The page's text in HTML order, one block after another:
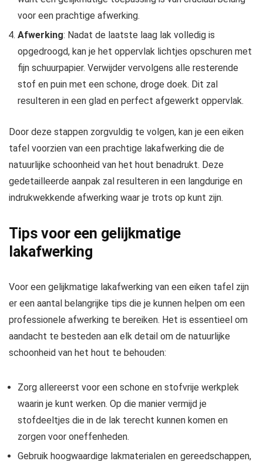
voor een prachtige afwerking.
Afwerking: Nadat de laatste laag lak volledig is
opgedroogd, kan je het oppervlak lichtjes opschuren met
fijn schuurpapier. Verwijder vervolgens alle resterende
stof en puin met een schone, droge doek. Dit zal
resulteren in een glad en perfect afgewerkt oppervlak.
Door deze stappen zorgvuldig te volgen, kan je een eiken
tafel voorzien van een prachtige lakafwerking die de
natuurlijke schoonheid van het hout benadrukt. Deze
gedetailleerde aanpak zal resulteren in een langdurige en
indrukwekkende afwerking waar je trots op kunt zijn.
Tips voor een gelijkmatige
lakafwerking
Voor een gelijkmatige lakafwerking van een eiken tafel zijn
er een aantal belangrijke tips die je kunnen helpen om een
professionele afwerking te bereiken. Het is essentieel om
aandacht te besteden aan elk detail om de natuurlijke
schoonheid van het hout te behouden:
Zorg allereerst voor een schone en stofvrije werkplek
waarin je kunt werken. Op die manier vermijd je
stofdeeltjes die in de lak terecht kunnen komen en
zorgen voor oneffenheden.
Gebruik hoogwaardige lakmaterialen en gereedschappen,